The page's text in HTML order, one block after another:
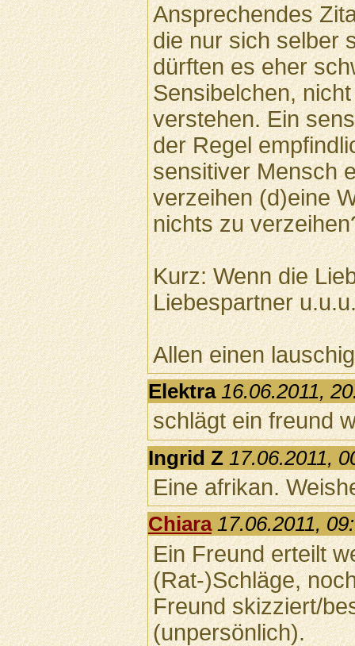
Ansprechendes
die nur sich selber
dürften es eher
Sensibelchen,
verstehen. Ein
der Regel
sensitiver Mensch
verzeihen (d)eine
nichts zu
Kurz: Wenn die
Liebespartner
Allen einen
Elektra 16.06.2011,
schlägt ein freund
Ingrid Z 17.06.2011,
Eine afrikan.
Chiara 17.06.2011,
Ein Freund erteilt
(Rat-)Schläge,
Freund skizziert/
(unpersönlich).